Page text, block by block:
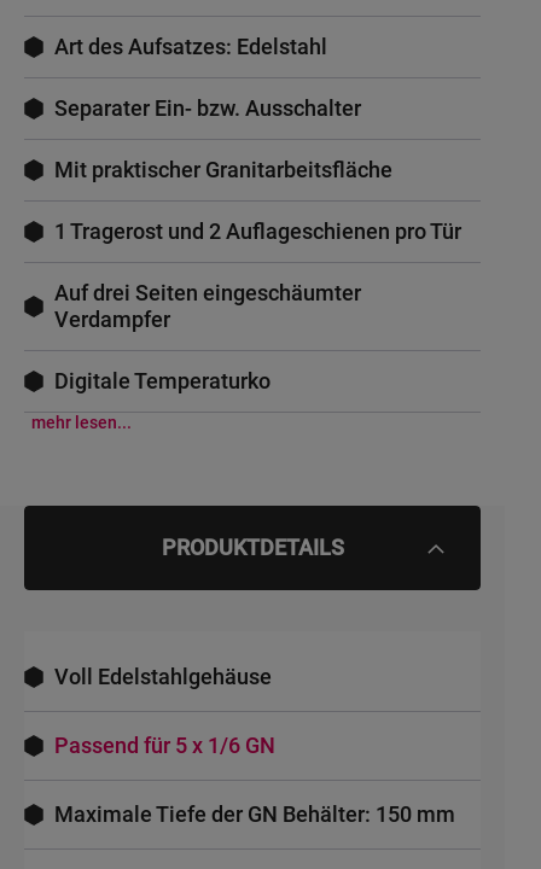
Art des Aufsatzes: Edelstahl
Separater Ein- bzw. Ausschalter
Mit praktischer Granitarbeitsfläche
1 Tragerost und 2 Auflageschienen pro Tür
Auf drei Seiten eingeschäumter
Verdampfer
Digitale Temperaturko
mehr lesen...
PRODUKTDETAILS
Voll Edelstahlgehäuse
Passend für 5 x 1/6 GN
Maximale Tiefe der GN Behälter: 150 mm